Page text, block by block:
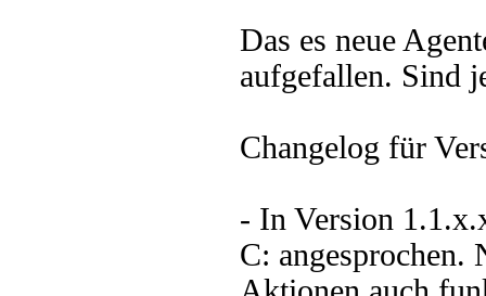
Das es neue
aufgefallen. Sind
Changelog für
- In Version
C: angesprochen.